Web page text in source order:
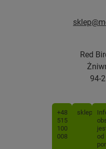
Red
94-
+48
515
100
008
od